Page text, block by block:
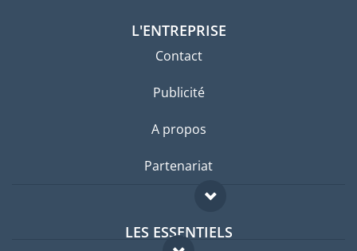
L'ENTREPRISE
Contact
Publicité
A propos
Partenariat
LES ESSENTIELS